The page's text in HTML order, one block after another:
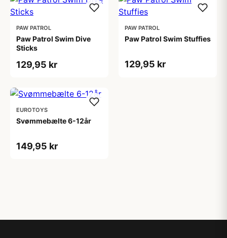
PAW PATROL
Paw Patrol Swim Dive
Sticks
129,95 kr
PAW PATROL
Paw Patrol Swim Stuffies
129,95 kr
EUROTOYS
Svømmebælte 6-12år
149,95 kr